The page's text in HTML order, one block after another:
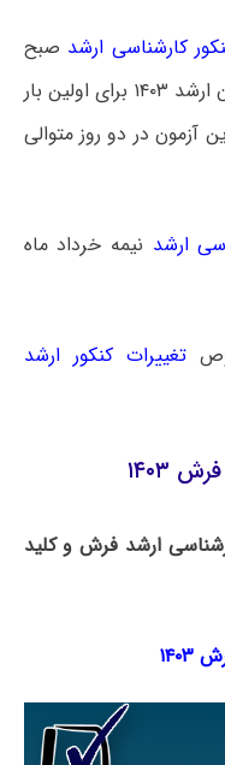
کارشناسی ارشد صبح
و عصر چهارم اسفندماه ۱۴۰۲ بود. آزمون ارشد ۱۴۰۳ برای اولین بار
آزمون در دو روز متوالی
ارشد نیمه خرداد ماه
تغییرات کنکور ارشد
۱۴۰۳
ارشد فرش و کلید